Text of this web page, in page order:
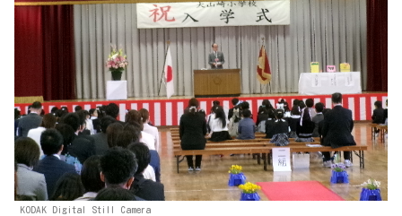
KODAK Digital Still Camera